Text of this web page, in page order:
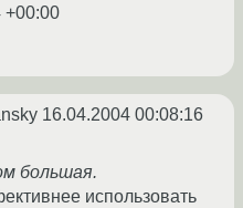
+00:00
16.04.2004 00:08:16
большая.
использовать